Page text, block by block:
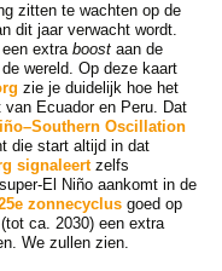
zitten te wachten op de
dit jaar verwacht wordt.
extra boostaan de
wereld. Op deze kaart
zie je duidelijk hoe het
Ecuador en Peru. Dat
Oscillation
die start altijd in dat
signaleertzelfs
El Niño aankomt in de
zonnecyclusgoed op
ca. 2030) een extra
We zullen zien.